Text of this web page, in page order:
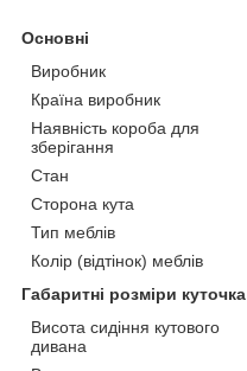
Основні
Виробник
Країна виробник
Наявність короба для
зберігання
Стан
Сторона кута
Тип меблів
Колір (відтінок) меблів
Габаритні розміри куточка
Висота сидіння кутового
дивана